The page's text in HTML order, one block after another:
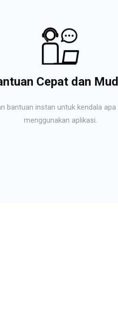
Cepat dan
bantuan instan untuk kendala
menggunakan aplikasi.